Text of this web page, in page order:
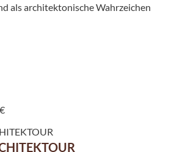
als architektonische Wahrzeichen